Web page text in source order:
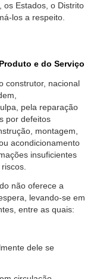
os Estados, o Distrito
los a respeito.
e do Serviço
construtor, nacional
pela reparação
por defeitos
montagem,
acondicionamento
insuficientes
não oferece a
levando-se em
entre as quais:
dele se